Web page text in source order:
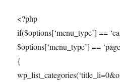
<?php
if($options[‘menu_type’] ==
$options[‘menu_type’] ==
{